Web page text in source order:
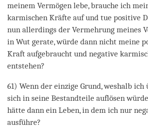
meinem Vermögen lebe, brauche ich
karmischen Kräfte auf und tue positive
nun allerdings der Vermehrung meines
in Wut gerate, würde dann nicht meine
Kraft aufgebraucht und negative
entstehen?
61) Wenn der einzige Grund, weshalb ich
sich in seine Bestandteile auflösen
hätte dann ein Leben, in dem ich nur
ausführe?